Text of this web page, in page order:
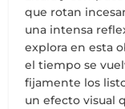
que rotan
una intensa
explora en esta
el tiempo se
fijamente los
un efecto visual